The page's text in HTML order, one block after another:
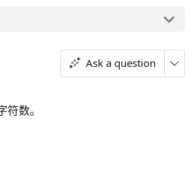
Ask a question
数。